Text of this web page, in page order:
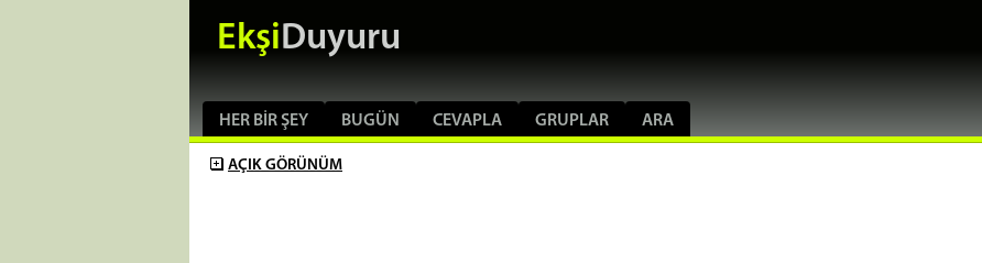
EkşiDuyuru
HER BIR ŞEY BUGÜN CEVAPLA GRUPLAR ARA
AÇIK GÖRÜNÜM